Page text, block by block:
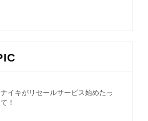
ナイキがリセールサービス始めたっ
て！